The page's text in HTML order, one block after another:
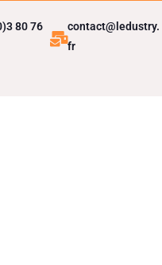
80 76
contact@ledustry.
fr